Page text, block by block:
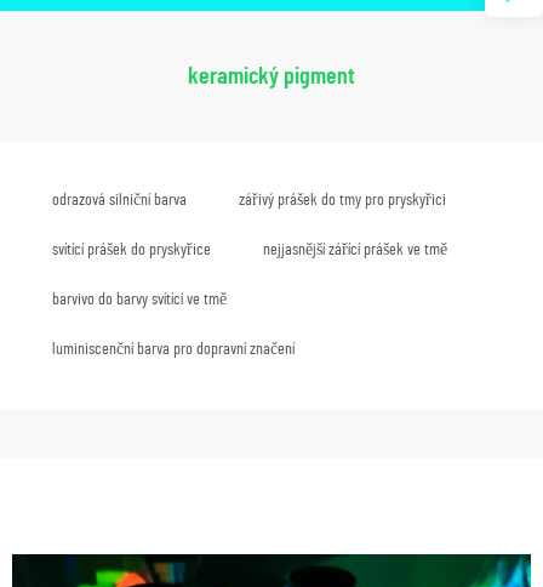
keramický pigment
odrazová silniční barva zářivý prášek do tmy pro pryskyřici
svítící prášek do pryskyřice nejjasnější zářící prášek ve tmě
barvivo do barvy svítící ve tmě
luminiscenční barva pro dopravní značení